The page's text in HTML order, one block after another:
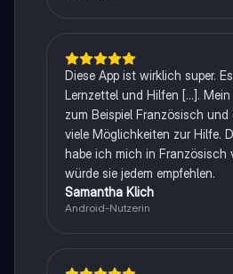
Diese App ist wirklich super.
Lernzettel und Hilfen [...].
zum Beispiel Französisch
viele Möglichkeiten zur Hilfe.
habe ich mich in Französisch
würde sie jedem empfehlen.
Samantha Klich
Android-Nutzerin